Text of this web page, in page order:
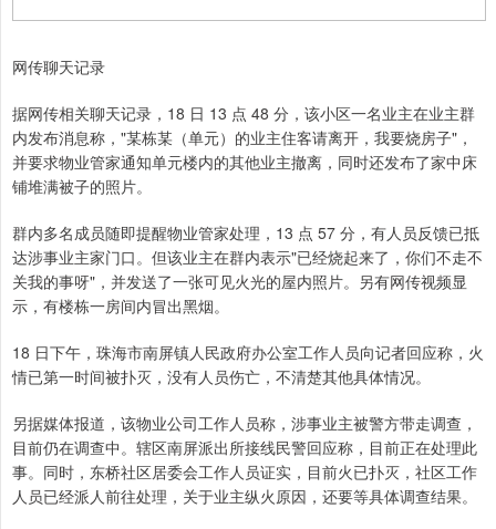
网传聊天记录
据网传相关聊天记录，18 日 13 点 48 分，该小区一名业主在业主群
内发布消息称，"某栋某（单元）的业主住客请离开，我要烧房子"，
并要求物业管家通知单元楼内的其他业主撤离，同时还发布了家中床
铺堆满被子的照片。
群内多名成员随即提醒物业管家处理，13 点 57 分，有人员反馈已抵
达涉事业主家门口。但该业主在群内表示"已经烧起来了，你们不走不
关我的事呀"，并发送了一张可见火光的屋内照片。另有网传视频显
示，有楼栋一房间内冒出黑烟。
18 日下午，珠海市南屏镇人民政府办公室工作人员向记者回应称，火
情已第一时间被扑灭，没有人员伤亡，不清楚其他具体情况。
另据媒体报道，该物业公司工作人员称，涉事业主被警方带走调查，
目前仍在调查中。辖区南屏派出所接线民警回应称，目前正在处理此
事。同时，东桥社区居委会工作人员证实，目前火已扑灭，社区工作
人员已经派人前往处理，关于业主纵火原因，还要等具体调查结果。